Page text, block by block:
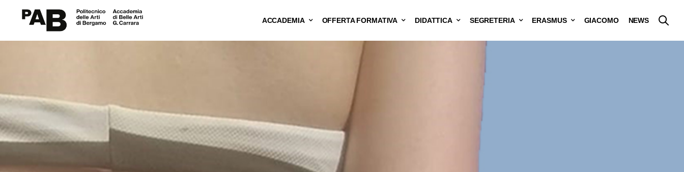
ACCADEMIA OFFERTA FORMATIVA DIDATTICA SEGRETERIA ERASMUS GIACOMO NEWS